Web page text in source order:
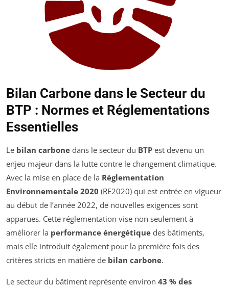
Bilan Carbone dans le Secteur du
BTP : Normes et Réglementations
Essentielles
Le bilan carbone dans le secteur du BTP est devenu un
enjeu majeur dans la lutte contre le changement climatique.
Avec la mise en place de la Réglementation
Environnementale 2020 (RE2020) qui est entrée en vigueur
au début de l’année 2022, de nouvelles exigences sont
apparues. Cette réglementation vise non seulement à
améliorer la performance énergétique des bâtiments,
mais elle introduit également pour la première fois des
critères stricts en matière de bilan carbone.
Le secteur du bâtiment représente environ 43 % des